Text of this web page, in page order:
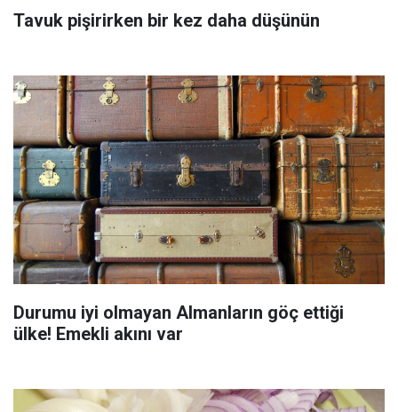
Tavuk pişirirken bir kez daha düşünün
Durumu iyi olmayan Almanların göç ettiği
ülke! Emekli akını var